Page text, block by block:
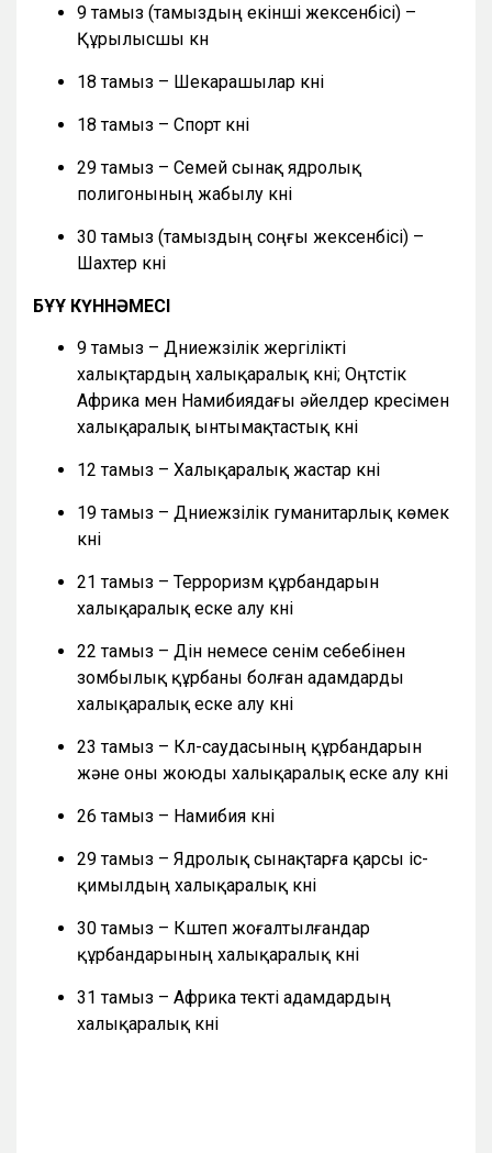
9 тамыз (тамыздың екінші жексенбісі) –
Құрылысшы күн
18 тамыз – Шекарашылар күні
18 тамыз – Спорт күні
29 тамыз – Семей сынақ ядролық
полигонының жабылу күні
30 тамыз (тамыздың соңғы жексенбісі) –
Шахтер күні
БҰҰ КҮННӘМЕСІ
9 тамыз – Дүниежүзілік жергілікті
халықтардың халықаралық күні; Оңтүстік
Африка мен Намибиядағы әйелдер күресімен
халықаралық ынтымақтастық күні
12 тамыз – Халықаралық жастар күні
19 тамыз – Дүниежүзілік гуманитарлық көмек
күні
21 тамыз – Терроризм құрбандарын
халықаралық еске алу күні
22 тамыз – Дін немесе сенім себебінен
зомбылық құрбаны болған адамдарды
халықаралық еске алу күні
23 тамыз – Күл-саудасының құрбандарын
және оны жоюды халықаралық еске алу күні
26 тамыз – Намибия күні
29 тамыз – Ядролық сынақтарға қарсы іс-
қимылдың халықаралық күні
30 тамыз – Күштеп жоғалтылғандар
құрбандарының халықаралық күні
31 тамыз – Африка текті адамдардың
халықаралық күні